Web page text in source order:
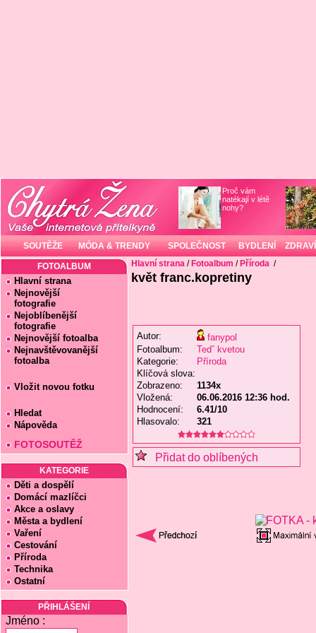
Proč vám
natékají v létě
nohy?
SOUTĚŽE MÓDA & TRENDY SPOLEČNOST BYDLENÍ ZDRAVÍ
FOTOALBUM
Hlavní strana
Nejnovější
fotografie
Nejoblíbenější
fotografie
Nejnovější fotoalba
Nejnavštěvovanější
fotoalba
Vložit novou fotku
Hledat
Nápověda
FOTOSOUTĚŽ
KATEGORIE
Děti a dospělí
Domácí mazlíčci
Akce a oslavy
Města a bydlení
Vaření
Cestování
Příroda
Technika
Ostatní
PŘIHLÁŠENÍ
Jméno :
Hlavní strana / Fotoalbum / Příroda /
květ franc.kopretiny
Autor:
fanypol
Fotoalbum:
Tedˇ kvetou
Kategorie:
Příroda
Klíčová slova:
Zobrazeno:
1134x
Vložená:
06.06.2016 12:36 hod.
Hodnocení:
6.41/10
Hlasovalo:
321
Přidat do oblíbených